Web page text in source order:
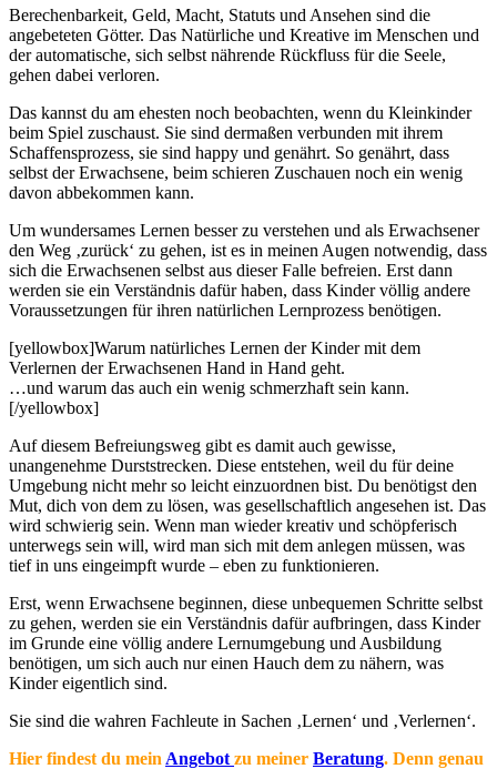
Berechenbarkeit, Geld, Macht, Statuts und Ansehen sind die
angebeteten Götter. Das Natürliche und Kreative im Menschen und
der automatische, sich selbst nährende Rückfluss für die Seele,
gehen dabei verloren.
Das kannst du am ehesten noch beobachten, wenn du Kleinkinder
beim Spiel zuschaust. Sie sind dermaßen verbunden mit ihrem
Schaffensprozess, sie sind happy und genährt. So genährt, dass
selbst der Erwachsene, beim schieren Zuschauen noch ein wenig
davon abbekommen kann.
Um wundersames Lernen besser zu verstehen und als Erwachsener
den Weg ‚zurück‘ zu gehen, ist es in meinen Augen notwendig, dass
sich die Erwachsenen selbst aus dieser Falle befreien. Erst dann
werden sie ein Verständnis dafür haben, dass Kinder völlig andere
Voraussetzungen für ihren natürlichen Lernprozess benötigen.
[yellowbox]Warum natürliches Lernen der Kinder mit dem
Verlernen der Erwachsenen Hand in Hand geht.
…und warum das auch ein wenig schmerzhaft sein kann.
[/yellowbox]
Auf diesem Befreiungsweg gibt es damit auch gewisse,
unangenehme Durststrecken. Diese entstehen, weil du für deine
Umgebung nicht mehr so leicht einzuordnen bist. Du benötigst den
Mut, dich von dem zu lösen, was gesellschaftlich angesehen ist. Das
wird schwierig sein. Wenn man wieder kreativ und schöpferisch
unterwegs sein will, wird man sich mit dem anlegen müssen, was
tief in uns eingeimpft wurde – eben zu funktionieren.
Erst, wenn Erwachsene beginnen, diese unbequemen Schritte selbst
zu gehen, werden sie ein Verständnis dafür aufbringen, dass Kinder
im Grunde eine völlig andere Lernumgebung und Ausbildung
benötigen, um sich auch nur einen Hauch dem zu nähern, was
Kinder eigentlich sind.
Sie sind die wahren Fachleute in Sachen ‚Lernen‘ und ‚Verlernen‘.
Hier findest du mein Angebot zu meiner Beratung. Denn genau